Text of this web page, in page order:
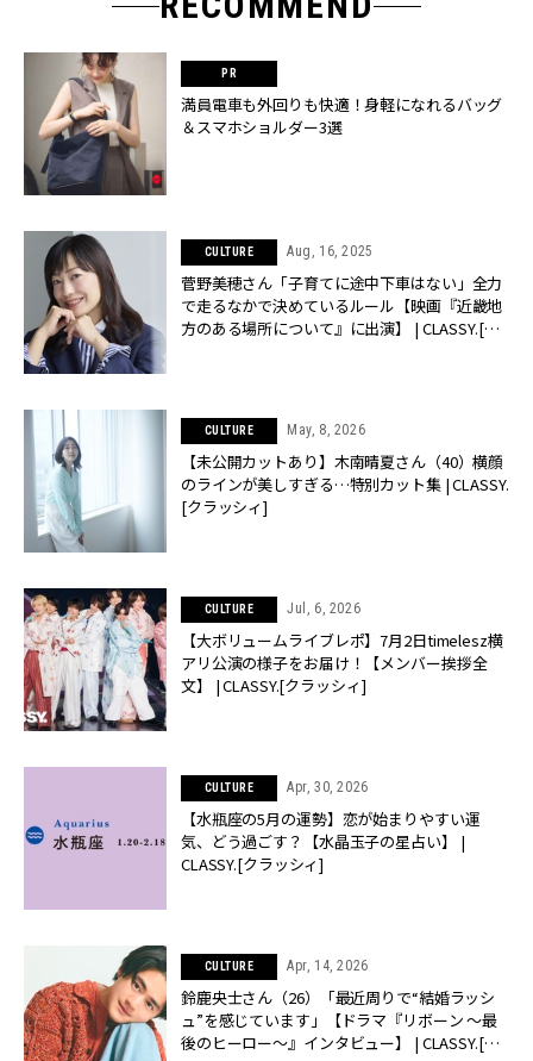
満員電車も外回りも快適！身軽になれるバッグ
＆スマホショルダー3選
CULTURE Aug, 16, 2025
菅野美穂さん「子育てに途中下車はない」全力
で走るなかで決めているルール【映画『近畿地
方のある場所について』に出演】 | CLASSY.[ク
CULTURE May, 8, 2026
【未公開カットあり】木南晴夏さん（40）横顔
のラインが美しすぎる…特別カット集 | CLASSY.
[クラッシィ]
CULTURE Jul, 6, 2026
【大ボリュームライブレポ】7月2日timelesz横
アリ公演の様子をお届け！【メンバー挨拶全
文】 | CLASSY.[クラッシィ]
CULTURE Apr, 30, 2026
【水瓶座の5月の運勢】恋が始まりやすい運
気、どう過ごす？【水晶玉子の星占い】 |
CLASSY.[クラッシィ]
CULTURE Apr, 14, 2026
鈴鹿央士さん（26）「最近周りで“結婚ラッシ
ュ”を感じています」【ドラマ『リボーン 〜最
後のヒーロー〜』インタビュー】 | CLASSY.[ク